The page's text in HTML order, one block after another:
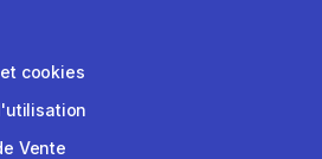
cookies
Vente